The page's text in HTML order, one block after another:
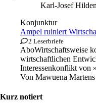
Karl-Josef
Konjunktur
Ampel ruiniert
2 Leserbriefe
AboWirtschaftsweise
wirtschaftlichen
Interessenkonflikt von
Von Mawuena Martens
Kurz notiert